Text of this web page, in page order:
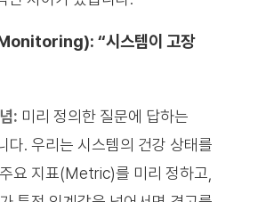
“시스템이 고장
: 미리 정의한 질문에 답하는
다. 우리는 시스템의 건강 상태를
요 지표(Metric)를 미리 정하고,